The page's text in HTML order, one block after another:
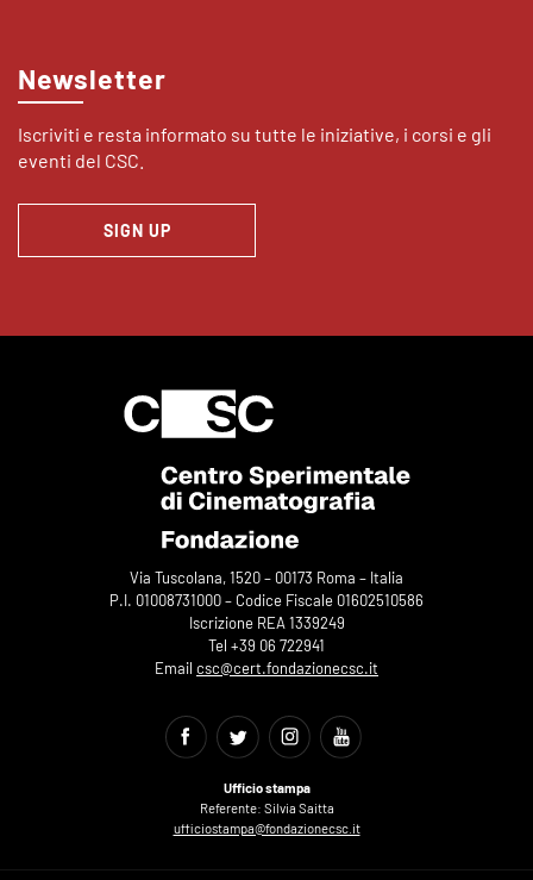
Newsletter
Iscriviti e resta informato su tutte le iniziative, i corsi e gli
eventi del CSC.
SIGN UP
Via Tuscolana, 1520 – 00173 Roma – Italia
P.I. 01008731000 – Codice Fiscale 01602510586
Iscrizione REA 1339249
Tel +39 06 722941
Email csc@cert.fondazionecsc.it
Ufficio stampa
Referente: Silvia Saitta
ufficiostampa@fondazionecsc.it